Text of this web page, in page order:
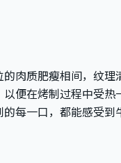
肉质肥瘦相间，纹理
便在烤制过程中受热
每一口，都能感受到